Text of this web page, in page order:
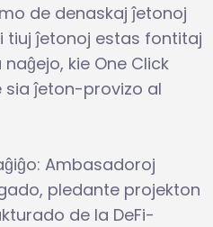
de denaskaj ĵetonoj
tiuj ĵetonoj estas fontitaj
kie One Click
sia ĵeton-provizo al
Ambasadoroj
pledante projekton
de la DeFi-